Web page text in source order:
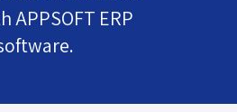
APPSOFT ERP